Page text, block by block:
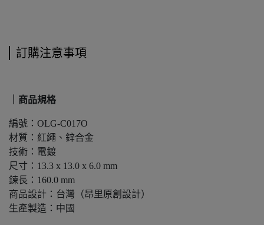
訂購注意事項
｜商品規格
編號：OLG-C017O
材質：紅繩、鋅合金
技術：電鍍
尺寸：13.3 x 13.0 x 6.0 mm
鍊長：160.0 mm
商品設計：台灣（昂里原創設計）
生產製造：中國